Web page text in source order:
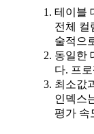
테이블
전체 컬
술적으
동일한
다. 프
최소값
인덱스
평가 속